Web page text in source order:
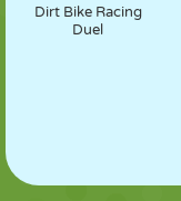
Dirt Bike Racing
Duel